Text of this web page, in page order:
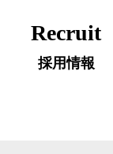
Recruit
採用情報